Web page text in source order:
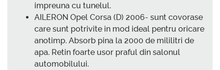
impreuna cu tunelul.
AILERON Opel Corsa (D) 2006- sunt covorase
care sunt potrivite in mod ideal pentru oricare
anotimp. Absorb pina la 2000 de mililitri de
apa. Retin foarte usor praful din salonul
automobilului.